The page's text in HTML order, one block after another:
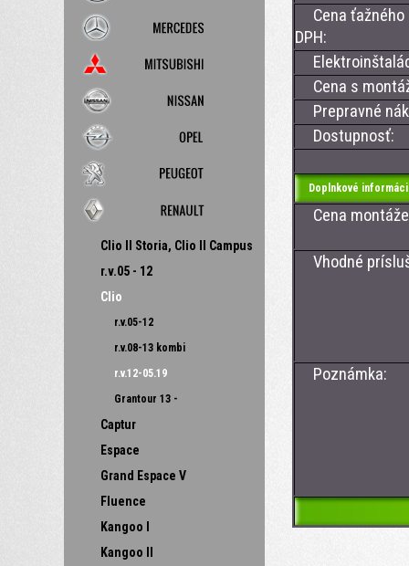
Clio II Storia, Clio II Campus
r.v.05 - 12
Clio
r.v.05-12
r.v.08-13 kombi
r.v.12-05.19
Grantour 13 -
Captur
Espace
Grand Espace V
Fluence
Kangoo I
Kangoo II
Cena ťažného
DPH:
Cena s
Prepravné
Dostupnosť:
Doplnkové
Cena montáže
Vhodné
Poznámka: